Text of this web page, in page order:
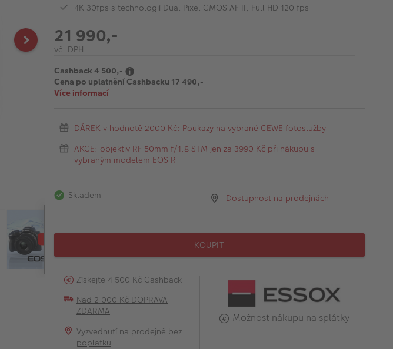
4K 30fps s technologií Dual Pixel CMOS AF II, Full HD 120 fps
21 990,-
vč. DPH
Cashback 4 500,-
Cena po uplatnění Cashbacku 17 490,-
Více informací
DÁREK v hodnotě 2000 Kč: Poukazy na vybrané CEWE fotoslužby
AKCE: objektiv RF 50mm f/1.8 STM jen za 3990 Kč při nákupu s
vybraným modelem EOS R
Skladem Dostupnost na prodejnách
KOUPIT
Získejte 4 500 Kč Cashback
Nad 2 000 Kč DOPRAVA
ZDARMA
Vyzvednutí na prodejně bez
poplatku
Možnost nákupu na splátky